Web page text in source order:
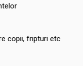
copii, fripturi etc